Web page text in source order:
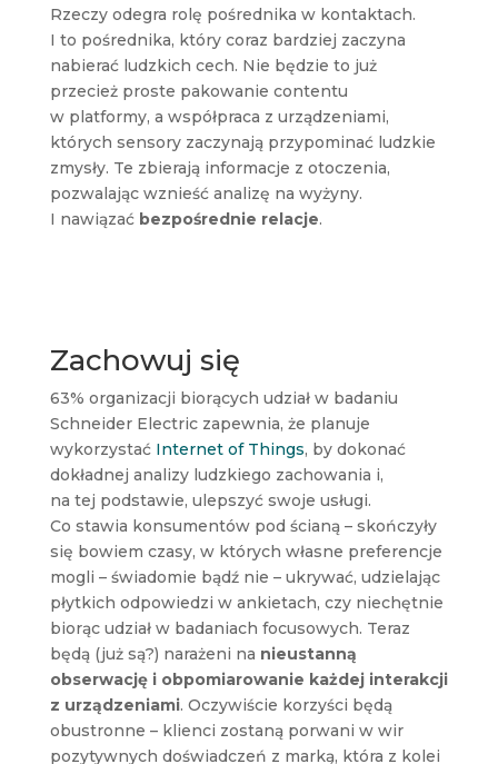
Rzeczy odegra rolę pośrednika w kontaktach.
I to pośrednika, który coraz bardziej zaczyna
nabierać ludzkich cech. Nie będzie to już
przecież proste pakowanie contentu
w platformy, a współpraca z urządzeniami,
których sensory zaczynają przypominać ludzkie
zmysły. Te zbierają informacje z otoczenia,
pozwalając wznieść analizę na wyżyny.
I nawiązać bezpośrednie relacje.
Zachowuj się
63% organizacji biorących udział w badaniu
Schneider Electric zapewnia, że planuje
wykorzystać Internet of Things, by dokonać
dokładnej analizy ludzkiego zachowania i,
na tej podstawie, ulepszyć swoje usługi.
Co stawia konsumentów pod ścianą – skończyły
się bowiem czasy, w których własne preferencje
mogli – świadomie bądź nie – ukrywać, udzielając
płytkich odpowiedzi w ankietach, czy niechętnie
biorąc udział w badaniach focusowych. Teraz
będą (już są?) narażeni na nieustanną
obserwację i obpomiarowanie każdej interakcji
z urządzeniami. Oczywiście korzyści będą
obustronne – klienci zostaną porwani w wir
pozytywnych doświadczeń z marką, która z kolei